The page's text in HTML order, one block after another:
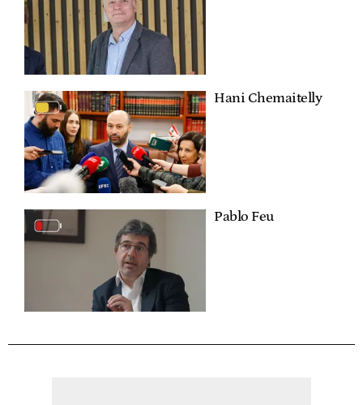
Hani Chemaitelly
Pablo Feu